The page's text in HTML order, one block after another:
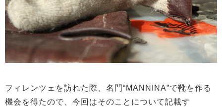
フィレンツェを訪れた際、名門“MANNINA”で靴を作る
機会を得たので、今回はそのことについて記載す